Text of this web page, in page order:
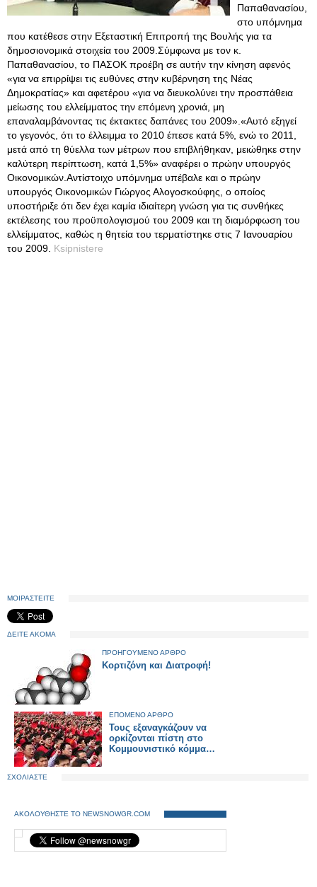
Παπαθανασίου,
στο υπόμνημα
που κατέθεσε στην Εξεταστική Επιτροπή της Βουλής για τα
δημοσιονομικά στοιχεία του 2009.Σύμφωνα με τον κ.
Παπαθανασίου, το ΠΑΣΟΚ προέβη σε αυτήν την κίνηση αφενός
«για να επιρρίψει τις ευθύνες στην κυβέρνηση της Νέας
Δημοκρατίας» και αφετέρου «για να διευκολύνει την προσπάθεια
μείωσης του ελλείμματος την επόμενη χρονιά, μη
επαναλαμβάνοντας τις έκτακτες δαπάνες του 2009».«Αυτό εξηγεί
το γεγονός, ότι το έλλειμμα το 2010 έπεσε κατά 5%, ενώ το 2011,
μετά από τη θύελλα των μέτρων που επιβλήθηκαν, μειώθηκε στην
καλύτερη περίπτωση, κατά 1,5%» αναφέρει ο πρώην υπουργός
Οικονομικών.Αντίστοιχο υπόμνημα υπέβαλε και ο πρώην
υπουργός Οικονομικών Γιώργος Αλογοσκούφης, ο οποίος
υποστήριξε ότι δεν έχει καμία ιδιαίτερη γνώση για τις συνθήκες
εκτέλεσης του προϋπολογισμού του 2009 και τη διαμόρφωση του
ελλείμματος, καθώς η θητεία του τερματίστηκε στις 7 Ιανουαρίου
του 2009. Ksipnistere
ΜΟΙΡΑΣΤΕΙΤΕ
ΔΕΙΤΕ ΑΚΟΜΑ
ΠΡΟΗΓΟΥΜΕΝΟ ΑΡΘΡΟ
Κορτιζόνη και Διατροφή!
ΕΠΟΜΕΝΟ ΑΡΘΡΟ
Τους εξαναγκάζουν να
ορκίζονται πίστη στο
Κομμουνιστικό κόμμα…
ΣΧΟΛΙΑΣΤΕ
ΑΚΟΛΟΥΘΗΣΤΕ ΤΟ NEWSNOWGR.COM